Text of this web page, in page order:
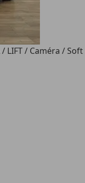
/ LIFT / Caméra / Soft